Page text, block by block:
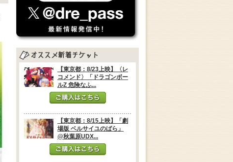
【東京都：8/23上映】〈レ
コメンド〉「ドラゴンボー
ルZ 危険なふ...
【東京都：8/15上映】「劇
場版 ベルサイユのばら」
@秋葉原UDX...